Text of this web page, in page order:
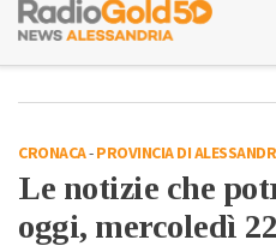
CRONACA-PROVINCIA DI
Le notizie che
oggi, mercoledì